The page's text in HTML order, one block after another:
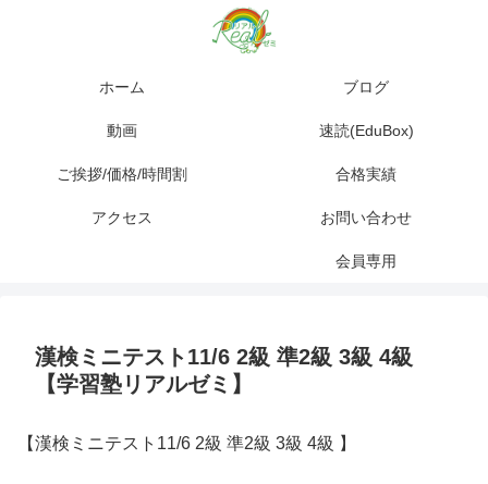
ホーム ブログ
動画 速読(EduBox)
ご挨拶/価格/時間割 合格実績
アクセス お問い合わせ
会員専用
漢検ミニテスト11/6 2級 準2級 3級 4級
【学習塾リアルゼミ】
【漢検ミニテスト11/6 2級 準2級 3級 4級 】